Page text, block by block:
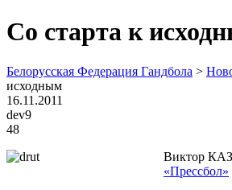
Со старта к
Белорусская Федерация Гандбола >
исходным
16.11.2011
dev9
48
Виктор
«Прессбол»